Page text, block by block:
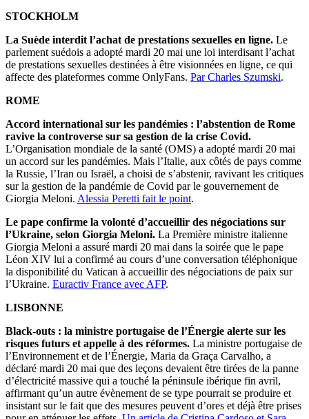
STOCKHOLM
La Suède interdit l’achat de prestations sexuelles en ligne. Le
parlement suédois a adopté mardi 20 mai une loi interdisant l’achat
de prestations sexuelles destinées à être visionnées en ligne, ce qui
affecte des plateformes comme OnlyFans. Par Charles Szumski.
ROME
Accord international sur les pandémies : l’abstention de Rome
ravive la controverse sur sa gestion de la crise Covid.
L’Organisation mondiale de la santé (OMS) a adopté mardi 20 mai
un accord sur les pandémies. Mais l’Italie, aux côtés de pays comme
la Russie, l’Iran ou Israël, a choisi de s’abstenir, ravivant les critiques
sur la gestion de la pandémie de Covid par le gouvernement de
Giorgia Meloni. Alessia Peretti fait le point.
Le pape confirme la volonté d’accueillir des négociations sur
l’Ukraine, selon Giorgia Meloni. La Première ministre italienne
Giorgia Meloni a assuré mardi 20 mai dans la soirée que le pape
Léon XIV lui a confirmé au cours d’une conversation téléphonique
la disponibilité du Vatican à accueillir des négociations de paix sur
l’Ukraine. Euractiv France avec AFP.
LISBONNE
Black-outs : la ministre portugaise de l’Énergie alerte sur les
risques futurs et appelle à des réformes. La ministre portugaise de
l’Environnement et de l’Énergie, Maria da Graça Carvalho, a
déclaré mardi 20 mai que des leçons devaient être tirées de la panne
d’électricité massive qui a touché la péninsule ibérique fin avril,
affirmant qu’un autre évènement de se type pourrait se produire et
insistant sur le fait que des mesures peuvent d’ores et déjà être prises